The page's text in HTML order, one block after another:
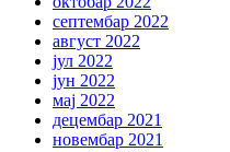
септембар 2022
август 2022
јул 2022
јун 2022
мај 2022
децембар 2021
новембар 2021